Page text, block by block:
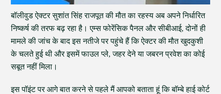
बॉलीवुड ऐक्टर सुशांत सिंह राजपूत की मौत का रहस्य अब अपने निर्धारित
निष्कर्ष की तरफ बढ़ रहा है। एम्स फोरेंसिक पैनल और सीबीआई, दोनों ही
मामले की जांच के बाद इस नतीजे पर पहुंचे हैं कि ऐक्टर की मौत खुदकुशी
के चलते हुई थी और इसमें फाउल प्ले, जहर देने या जबरन प्रवेश का कोई
सबूत नहीं मिला।
इस पॉइंट पर आगे बात करने से पहले मैं आपको बताता हूं कि बॉम्बे हाई कोर्ट